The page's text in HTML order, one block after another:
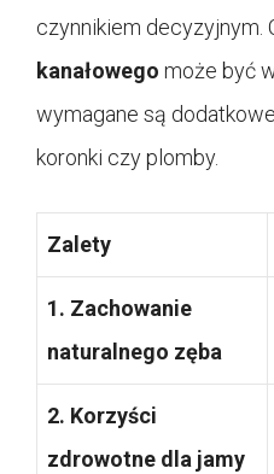
czynnikiem decyzyjnym.
kanałowego może być
wymagane są
koronki czy plomby.
Zalety
1. Zachowanie
naturalnego zęba
2. Korzyści
zdrowotne dla jamy